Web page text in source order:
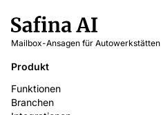
Mailbox-Ansagen für Autowerkstätten
Produkt
Funktionen
Branchen